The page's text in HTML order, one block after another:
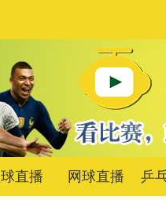
直播 网球直播 乒